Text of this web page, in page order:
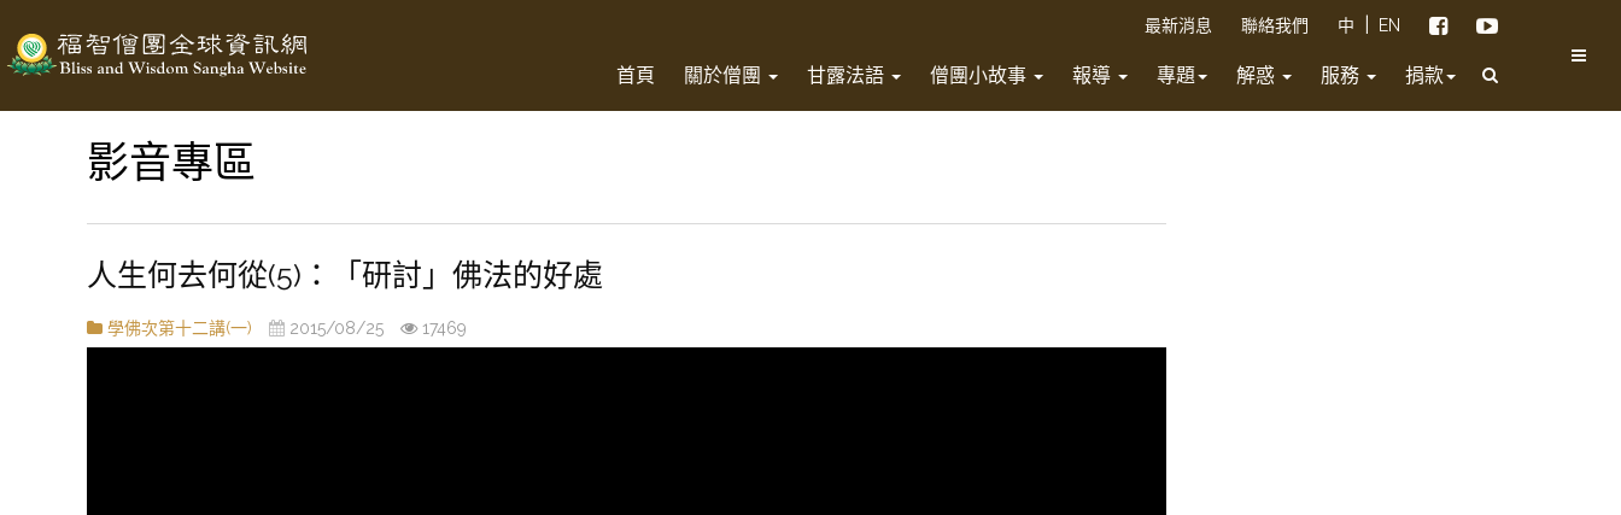
最新消息 聯絡我們 中 EN
首頁 關於僧團 甘露法語 僧團小故事 報導 專題 解惑 服務 捐款
影音專區
人生何去何從(5)：「研討」佛法的好處
學佛次第十二講(一) 2015/08/25 17469